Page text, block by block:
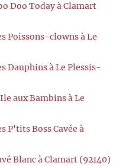
Doo Today à Clamart
Poissons-clowns à Le
Dauphins à Le Plessis-
aux Bambins à Le
P'tits Boss Cavée à
Blanc à Clamart (92140)